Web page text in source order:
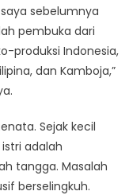
sebelumnya
pembuka dari
produksi Indonesia,
dan Kamboja,”
Sejak kecil
adalah
tangga. Masalah
berselingkuh.